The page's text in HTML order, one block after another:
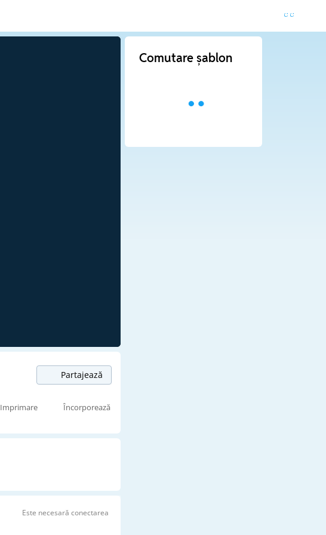
Partajează
Imprimare Încorporează
Este necesară conectarea
Comutare șablon